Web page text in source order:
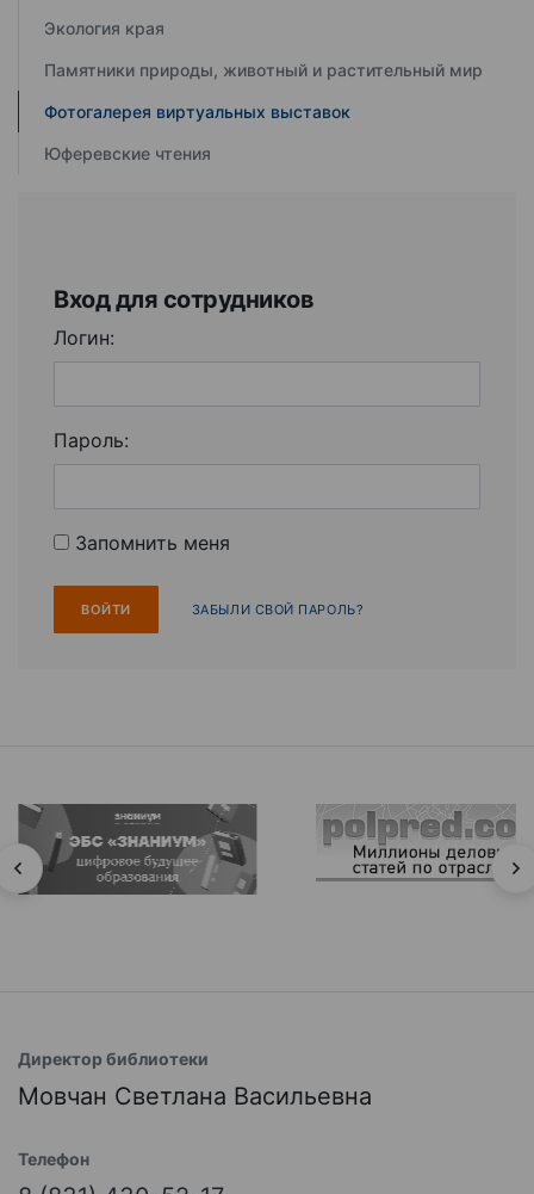
Экология края
Памятники природы, животный и растительный мир
Фотогалерея виртуальных выставок
Юферевские чтения
Вход для сотрудников
Логин:
Пароль:
Запомнить меня
ЗАБЫЛИ СВОЙ ПАРОЛЬ?
Директор библиотеки
Мовчан Светлана Васильевна
Телефон